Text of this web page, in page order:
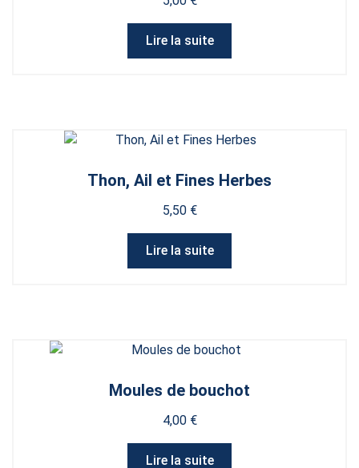
Lire la suite
Thon, Ail et Fines Herbes
5,50 €
Lire la suite
Moules de bouchot
4,00 €
Lire la suite